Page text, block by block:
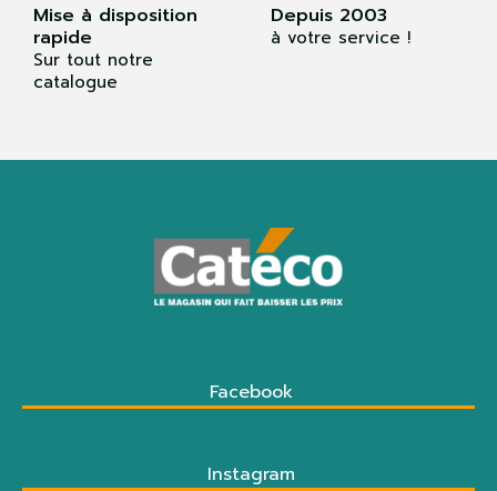
Mise à disposition
rapide
Sur tout notre
catalogue
Depuis 2003
à votre service !
Facebook
Instagram